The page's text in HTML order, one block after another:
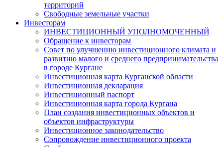
территорий
Свободные земельные участки
Инвесторам
ИНВЕСТИЦИОННЫЙ УПОЛНОМОЧЕННЫЙ
Обращение к инвесторам
Совет по улучшению инвестиционного климата и
развитию малого и среднего предпринимательства
в городе Кургане
Инвестиционная карта Курганской области
Инвестиционная декларация
Инвестиционный паспорт
Инвестиционная карта города Кургана
План создания инвестиционных объектов и
объектов инфраструктуры
Инвестиционное законодательство
Сопровождение инвестиционного проекта